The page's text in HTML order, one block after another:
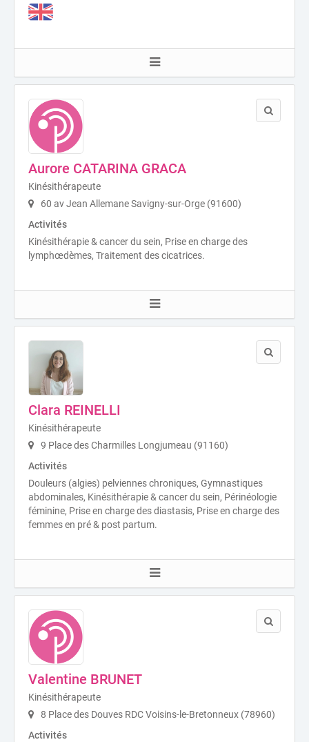
Aurore CATARINA GRACA
Kinésithérapeute
60 av Jean Allemane Savigny-sur-Orge (91600)
Activités
Kinésithérapie & cancer du sein, Prise en charge des
lymphœdèmes, Traitement des cicatrices.
Clara REINELLI
Kinésithérapeute
9 Place des Charmilles Longjumeau (91160)
Activités
Douleurs (algies) pelviennes chroniques, Gymnastiques
abdominales, Kinésithérapie & cancer du sein, Périnéologie
féminine, Prise en charge des diastasis, Prise en charge des
femmes en pré & post partum.
Valentine BRUNET
Kinésithérapeute
8 Place des Douves RDC Voisins-le-Bretonneux (78960)
Activités